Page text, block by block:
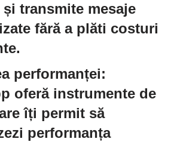
transmite mesaje
fără a plăti costuri
performanței:
oferă instrumente de
îți permit să
performanța